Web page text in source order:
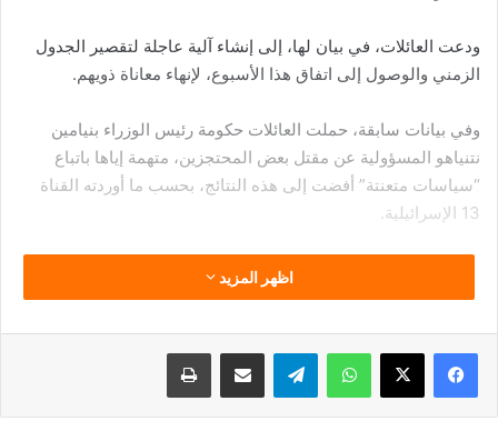
ودعت العائلات، في بيان لها، إلى إنشاء آلية عاجلة لتقصير الجدول
الزمني والوصول إلى اتفاق هذا الأسبوع، لإنهاء معاناة ذويهم.
وفي بيانات سابقة، حملت العائلات حكومة رئيس الوزراء بنيامين
نتنياهو المسؤولية عن مقتل بعض المحتجزين، متهمة إياها باتباع
“سياسات متعنتة” أفضت إلى هذه النتائج، بحسب ما أوردته القناة
13 الإسرائيلية.
كما ناشدت العائلات الإسرائيليين الخروج في مظاهرات شعبية
للضغط على الحكومة للإسراع بإبرام صفقة شاملة تؤدي إلى وقف
الحرب خطوة ضرورية في هذه المرحلة”.
اظهر المزيد
فيسبوك ‫X واتساب تيلقرام مشاركة عبر البريد طباعة